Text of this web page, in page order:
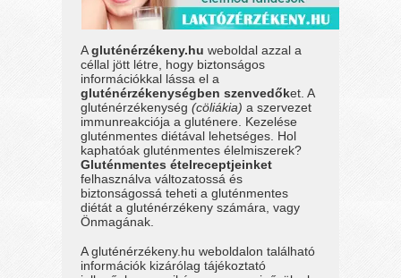
Agluténérzékeny.hu weboldal azzal a
céllal jött létre, hogy biztonságos
információkkal lássa el a
gluténérzékenységben szenvedőket. A
gluténérzékenység(cöliákia) a szervezet
immunreakciója a gluténere. Kezelése
gluténmentes diétával lehetséges. Hol
kaphatóak gluténmentes élelmiszerek?
Gluténmentes ételreceptjeinket
felhasználva változatossá és
biztonságossá teheti a gluténmentes
diétát a gluténérzékeny számára, vagy
Önmagának.
A gluténérzékeny.hu weboldalon található
információk kizárólag tájékoztató